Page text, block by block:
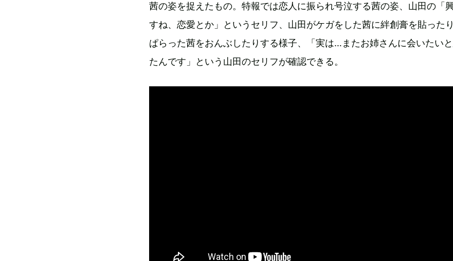
茜の姿を捉えたもの。特報では恋人に振られ号泣する茜の姿、山田の「
すね、恋愛とか」というセリフ、山田がケガをした茜に絆創膏を貼った
ぱらった茜をおんぶしたりする様子、「実は…またお姉さんに会いたい
たんです」という山田のセリフが確認できる。